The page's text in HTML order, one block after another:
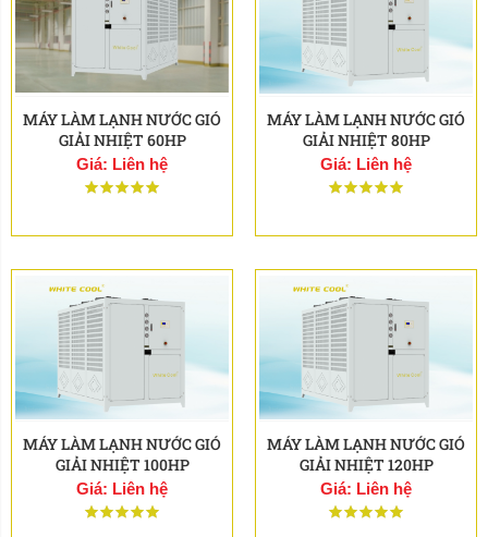
MÁY LÀM LẠNH NƯỚC GIÓ
GIẢI NHIỆT 60HP
Giá: Liên hệ
MÁY LÀM LẠNH NƯỚC GIÓ
GIẢI NHIỆT 80HP
Giá: Liên hệ
MÁY LÀM LẠNH NƯỚC GIÓ
GIẢI NHIỆT 100HP
Giá: Liên hệ
MÁY LÀM LẠNH NƯỚC GIÓ
GIẢI NHIỆT 120HP
Giá: Liên hệ